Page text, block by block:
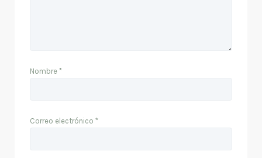
Nombre *
Correo electrónico *